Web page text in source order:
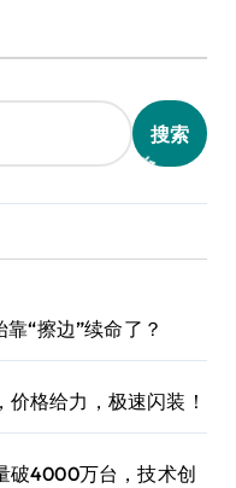
搜索
“擦边”续命了？
格给力，极速闪装！
破4000万台，技术创